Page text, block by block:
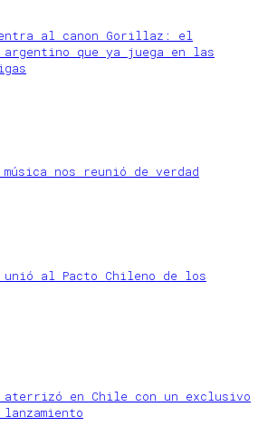
al canon Gorillaz: el
argentino que ya juega en las
música nos reunió de verdad
unió al Pacto Chileno de los
aterrizó en Chile con un exclusivo